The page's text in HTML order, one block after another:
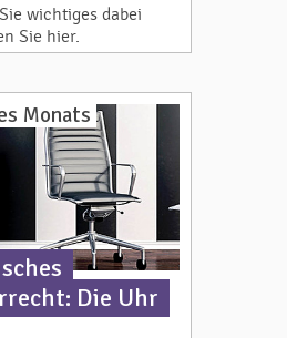
wichtiges dabei
Sie hier.
Monats
Die Uhr